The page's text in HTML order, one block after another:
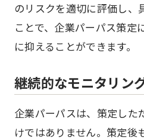
のリスクを適切に評価し、
ことで、企業パーパス策定
に抑えることができます。
継続的なモニタリン
企業パーパスは、策定した
けではありません。策定後